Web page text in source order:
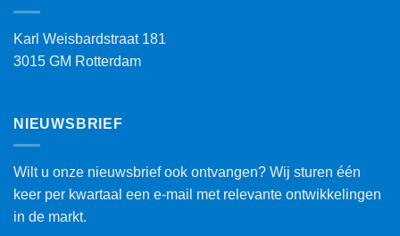
Karl Weisbardstraat 181
3015 GM Rotterdam
NIEUWSBRIEF
Wilt u onze nieuwsbrief ook ontvangen? Wij sturen één
keer per kwartaal een e-mail met relevante ontwikkelingen
in de markt.